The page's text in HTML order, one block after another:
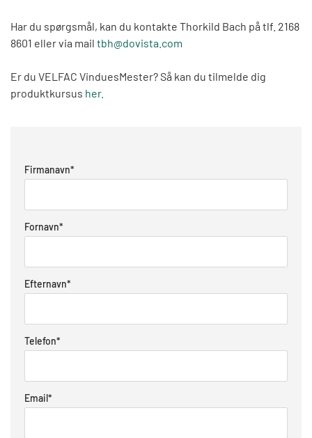
Har du spørgsmål, kan du kontakte Thorkild Bach på tlf. 2168
8601 eller via mail tbh@dovista.com
Er du VELFAC VinduesMester? Så kan du tilmelde dig
produktkursus her.
Firmanavn*
Fornavn*
Efternavn*
Telefon*
Email*